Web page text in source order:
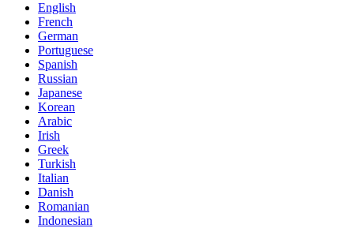
English
French
German
Portuguese
Spanish
Russian
Japanese
Korean
Arabic
Irish
Greek
Turkish
Italian
Danish
Romanian
Indonesian